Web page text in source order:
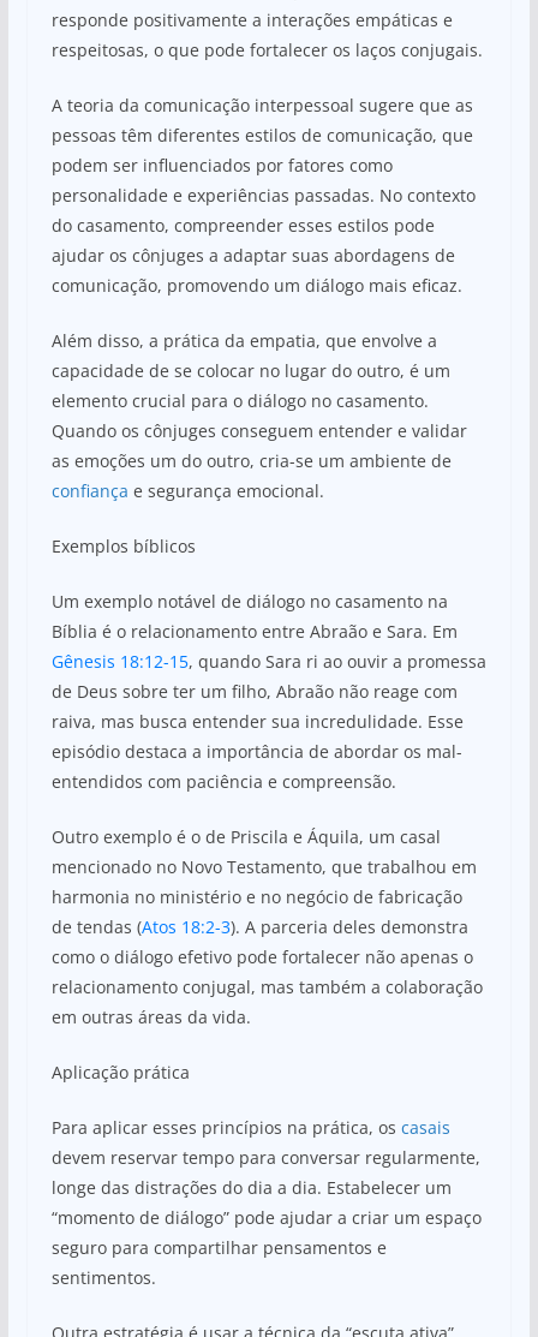
responde positivamente a interações empáticas e
respeitosas, o que pode fortalecer os laços conjugais.
A teoria da comunicação interpessoal sugere que as
pessoas têm diferentes estilos de comunicação, que
podem ser influenciados por fatores como
personalidade e experiências passadas. No contexto
do casamento, compreender esses estilos pode
ajudar os cônjuges a adaptar suas abordagens de
comunicação, promovendo um diálogo mais eficaz.
Além disso, a prática da empatia, que envolve a
capacidade de se colocar no lugar do outro, é um
elemento crucial para o diálogo no casamento.
Quando os cônjuges conseguem entender e validar
as emoções um do outro, cria-se um ambiente de
confiança e segurança emocional.
Exemplos bíblicos
Um exemplo notável de diálogo no casamento na
Bíblia é o relacionamento entre Abraão e Sara. Em
Gênesis 18:12-15, quando Sara ri ao ouvir a promessa
de Deus sobre ter um filho, Abraão não reage com
raiva, mas busca entender sua incredulidade. Esse
episódio destaca a importância de abordar os mal-
entendidos com paciência e compreensão.
Outro exemplo é o de Priscila e Áquila, um casal
mencionado no Novo Testamento, que trabalhou em
harmonia no ministério e no negócio de fabricação
de tendas (Atos 18:2-3). A parceria deles demonstra
como o diálogo efetivo pode fortalecer não apenas o
relacionamento conjugal, mas também a colaboração
em outras áreas da vida.
Aplicação prática
Para aplicar esses princípios na prática, os casais
devem reservar tempo para conversar regularmente,
longe das distrações do dia a dia. Estabelecer um
“momento de diálogo” pode ajudar a criar um espaço
seguro para compartilhar pensamentos e
sentimentos.